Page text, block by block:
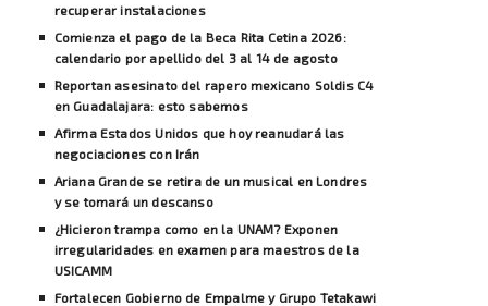
recuperar instalaciones
Comienza el pago de la Beca Rita Cetina 2026:
calendario por apellido del 3 al 14 de agosto
Reportan asesinato del rapero mexicano Soldis C4
en Guadalajara: esto sabemos
Afirma Estados Unidos que hoy reanudará las
negociaciones con Irán
Ariana Grande se retira de un musical en Londres
y se tomará un descanso
¿Hicieron trampa como en la UNAM? Exponen
irregularidades en examen para maestros de la
USICAMM
Fortalecen Gobierno de Empalme y Grupo Tetakawi